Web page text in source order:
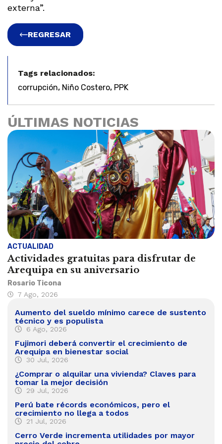
externa”.
REGRESAR
Tags relacionados:
corrupción, Niño Costero, PPK
ÚLTIMAS NOTICIAS
ACTUALIDAD
Actividades gratuitas para disfrutar de
Arequipa en su aniversario
Rosario Ticona
7 Ago, 2026
Aumento del sueldo mínimo carece de sustento
técnico y es populista
6 Ago, 2026
Fujimori deberá convertir el crecimiento de
Arequipa en bienestar social
30 Jul, 2026
¿Comprar o alquilar una vivienda? Claves para
tomar la mejor decisión
29 Jul, 2026
Perú bate récords económicos, pero el
crecimiento no llega a todos
21 Jul, 2026
Cerro Verde incrementa utilidades por mayor